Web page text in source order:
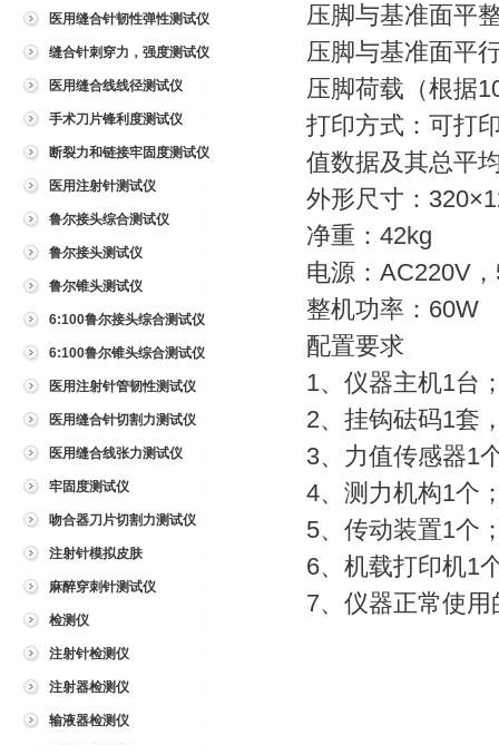
医用缝合针韧性弹性测试仪
缝合针刺穿力，强度测试仪
医用缝合线线径测试仪
手术刀片锋利度测试仪
断裂力和链接牢固度测试仪
医用注射针测试仪
鲁尔接头综合测试仪
鲁尔接头测试仪
鲁尔锥头测试仪
6:100鲁尔接头综合测试仪
6:100鲁尔锥头综合测试仪
医用注射针管韧性测试仪
医用缝合针切割力测试仪
医用缝合线张力测试仪
牢固度测试仪
吻合器刀片切割力测试仪
注射针模拟皮肤
麻醉穿刺针测试仪
检测仪
注射针检测仪
注射器检测仪
输液器检测仪
压脚与基准面平
压脚与基准面平
压脚荷载（根据
打印方式：可打
值数据及其总平
外形尺寸：
净重：42kg
电源：AC220V
整机功率：60W
配置要求
1、仪器主机1台
2、挂钩砝码1套
3、力值传感器1
4、测力机构1个
5、传动装置1个
6、机载打印机1
7、仪器正常使